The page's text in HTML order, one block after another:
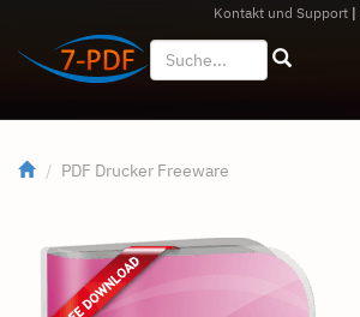
Kontakt und Support |
PDF Drucker Freeware